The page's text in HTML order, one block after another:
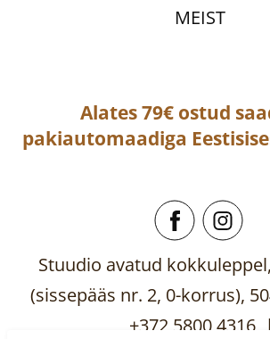
MEIST
Alates 79€ ostud
pakiautomaadiga
Stuudio avatud
(sissepääs nr. 2, 0-korrus),
+372 5800 4316 |